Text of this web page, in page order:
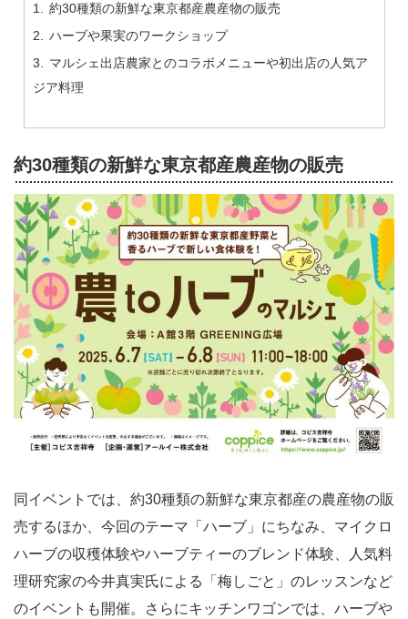
約30種類の新鮮な東京都産農産物の販売
ハーブや果実のワークショップ
マルシェ出店農家とのコラボメニューや初出店の人気ア
ジア料理
約30種類の新鮮な東京都産農産物の販売
同イベントでは、約30種類の新鮮な東京都産の農産物の販
売するほか、今回のテーマ「ハーブ」にちなみ、マイクロ
ハーブの収穫体験やハーブティーのブレンド体験、人気料
理研究家の今井真実氏による「梅しごと」のレッスンなど
のイベントも開催。さらにキッチンワゴンでは、ハーブや